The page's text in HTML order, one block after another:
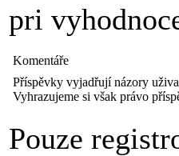
pri
Komentáře
Příspěvky vyjadřují názory
Vyhrazujeme si však právo
Pouze